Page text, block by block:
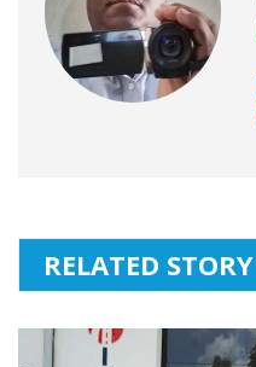
RELATED STORY